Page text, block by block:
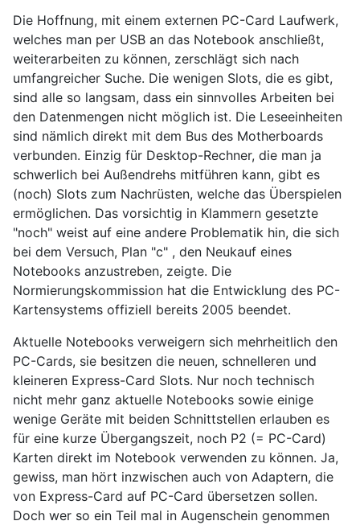
Die Hoffnung, mit einem externen PC-Card Laufwerk,
welches man per USB an das Notebook anschließt,
weiterarbeiten zu können, zerschlägt sich nach
umfangreicher Suche. Die wenigen Slots, die es gibt,
sind alle so langsam, dass ein sinnvolles Arbeiten bei
den Datenmengen nicht möglich ist. Die Leseeinheiten
sind nämlich direkt mit dem Bus des Motherboards
verbunden. Einzig für Desktop-Rechner, die man ja
schwerlich bei Außendrehs mitführen kann, gibt es
(noch) Slots zum Nachrüsten, welche das Überspielen
ermöglichen. Das vorsichtig in Klammern gesetzte
"noch" weist auf eine andere Problematik hin, die sich
bei dem Versuch, Plan "c" , den Neukauf eines
Notebooks anzustreben, zeigte. Die
Normierungskommission hat die Entwicklung des PC-
Kartensystems offiziell bereits 2005 beendet.
Aktuelle Notebooks verweigern sich mehrheitlich den
PC-Cards, sie besitzen die neuen, schnelleren und
kleineren Express-Card Slots. Nur noch technisch
nicht mehr ganz aktuelle Notebooks sowie einige
wenige Geräte mit beiden Schnittstellen erlauben es
für eine kurze Übergangszeit, noch P2 (= PC-Card)
Karten direkt im Notebook verwenden zu können. Ja,
gewiss, man hört inzwischen auch von Adaptern, die
von Express-Card auf PC-Card übersetzen sollen.
Doch wer so ein Teil mal in Augenschein genommen